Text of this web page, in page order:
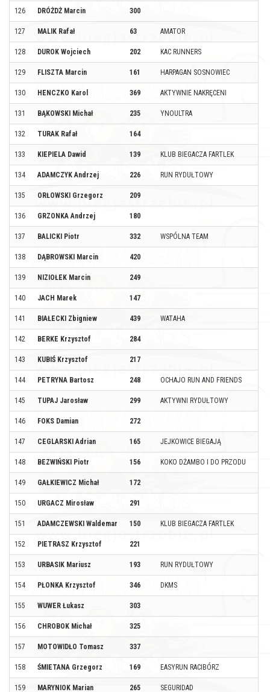
126 DRÓŻDŻ Marcin 300
127 MALIK Rafał 63 AMATOR
128 DUROK Wojciech 202 KAC RUNNERS
129 FLISZTA Marcin 161 HARPAGAN SOSNOWIEC
130 HENCZKO Karol 369 AKTYWNIE NAKRĘCENI
131 BĄKOWSKI Michał 235 YNOULTRA
132 TURAK Rafał 164
133 KIEPIELA Dawid 139 KLUB BIEGACZA FARTLEK
134 ADAMCZYK Andrzej 226 RUN RYDUŁTOWY
135 ORŁOWSKI Grzegorz 209
136 GRZONKA Andrzej 180
137 BALICKI Piotr 332 WSPÓLNA TEAM
138 DĄBROWSKI Marcin 420
139 NIZIOŁEK Marcin 249
140 JACH Marek 147
141 BIAŁECKI Zbigniew 439 WATAHA
142 BERKE Krzysztof 284
143 KUBIŚ Krzysztof 217
144 PETRYNA Bartosz 248 OCHAJO RUN AND FRIENDS
145 TUPAJ Jarosław 299 AKTYWNI RYDUŁTOWY
146 FOKS Damian 272
147 CEGLARSKI Adrian 165 JEJKOWICE BIEGAJĄ
148 BEZWIŃSKI Piotr 156 KOKO DŻAMBO I DO PRZODU
149 GAŁKIEWICZ Michał 172
150 URGACZ Mirosław 291
151 ADAMCZEWSKI Waldemar 150 KLUB BIEGACZA FARTLEK
152 PIETRASZ Krzysztof 221
153 URBASIK Mariusz 193 RUN RYDUŁTOWY
154 PŁONKA Krzysztof 346 DKMS
155 WUWER Łukasz 303
156 CHROBOK Michał 325
157 MOTOWIDŁO Tomasz 337
158 ŚMIETANA Grzegorz 169 EASYRUN RACIBÓRZ
159 MARYNIOK Marian 265 SEGURIDAD